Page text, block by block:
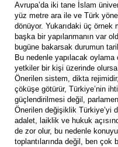
Avrupa’da iki tane İslam
yüz metre ara ile ve Türk
dönüyor. Yukarıdaki üç örnek
başka bir yapılanmanın var
bugüne bakarsak durumun
Bu nedenle yapılacak
yetkiler bir kişi üzerinde
Önerilen sistem, dikta
çöküşe götürür, Türkiye’nin
güçlendirilmesi değil,
Önerilen değişiklik Türkiye’yi
adalet, laiklik ve hukuk
de zor olur, bu nedenle
toplantılarında değil, ben çok